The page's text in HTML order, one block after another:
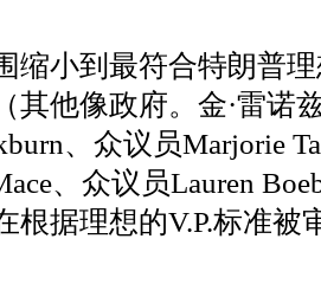
缩小到最符合特朗普
其他像政府。金·雷诺
、众议员Marjorie
、众议员Lauren
根据理想的V.P.标准被